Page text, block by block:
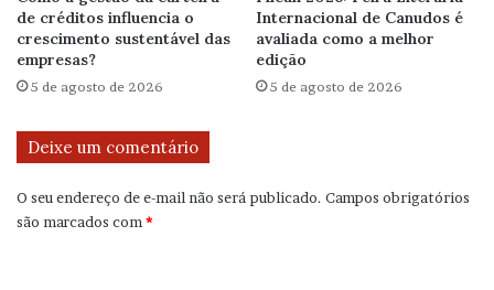
de créditos influencia o
crescimento sustentável das
empresas?
5 de agosto de 2026
Internacional de Canudos é
avaliada como a melhor
edição
5 de agosto de 2026
Deixe um comentário
O seu endereço de e-mail não será publicado. Campos obrigatórios
são marcados com *